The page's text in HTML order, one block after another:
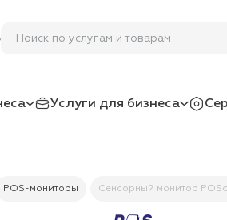
Поиск по услугам и товарам
Услуги для бизнеса
POS-мониторы Сенсорный монитор